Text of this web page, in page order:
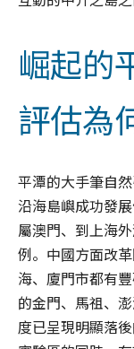
崛起的
評估為
平潭的大手筆自
沿海島嶼成功發
屬澳門、到上海
例。中國方面改
海、廈門市都有
的金門、馬祖、
度已呈現明顯落